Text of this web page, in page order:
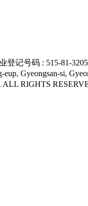
登记号码 : 515-81-
Gyeongsan-si,
RIGHTS